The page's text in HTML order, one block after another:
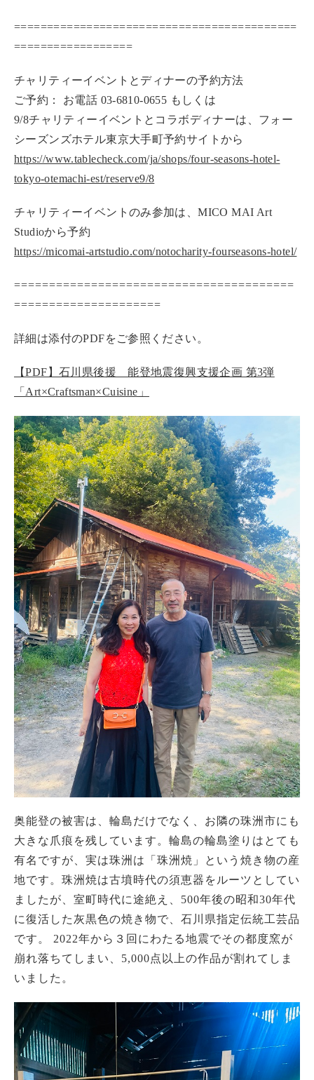
===========================================
==================
チャリティーイベントとディナーの予約方法
ご予約： お電話 03-6810-0655 もしくは
9/8チャリティーイベントとコラボディナーは、フォー
シーズンズホテル東京⼤⼿町予約サイトから
https://www.tablecheck.com/ja/shops/four-seasons-hotel-
tokyo-otemachi-est/reserve9/8
チャリティーイベントのみ参加は、MICO MAI Art
Studioから予約
https://micomai-artstudio.com/notocharity-fourseasons-hotel/
========================================
=====================
詳細は添付のPDFをご参照ください。
【PDF】石川県後援 能登地震復興支援企画 第3弾
「Art×Craftsman×Cuisine」
奥能登の被害は、輪島だけでなく、お隣の珠洲市にも
大きな爪痕を残しています。輪島の輪島塗りはとても
有名ですが、実は珠洲は「珠洲焼」という焼き物の産
地です。珠洲焼は古墳時代の須恵器をルーツとしてい
ましたが、室町時代に途絶え、500年後の昭和30年代
に復活した灰黒色の焼き物で、石川県指定伝統工芸品
です。 2022年から３回にわたる地震でその都度窯が
崩れ落ちてしまい、5,000点以上の作品が割れてしま
いました。